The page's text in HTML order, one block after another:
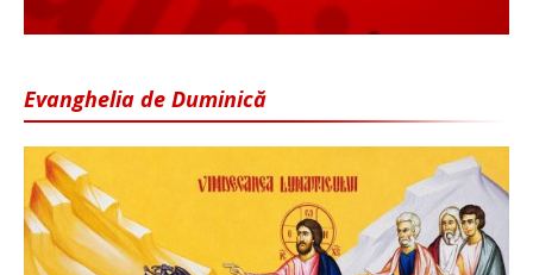
Evanghelia de Duminică